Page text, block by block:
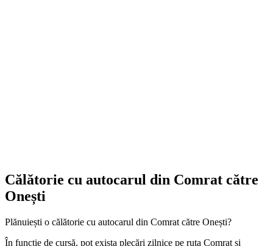
Călătorie cu autocarul din Comrat către
Onești
Plănuiești o călătorie cu autocarul din Comrat către Onești?
În funcție de cursă, pot exista plecări zilnice pe ruta Comrat și